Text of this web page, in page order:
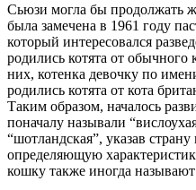
Сьюзи могла бы продолжать
была замечена в 1961 году
который интересовался
родились котята от обычного
них, котенка девочку по
родились котята от кота
Таким образом, началось
поначалу называли
“шотландская”, указав
определяющую
кошку также иногда